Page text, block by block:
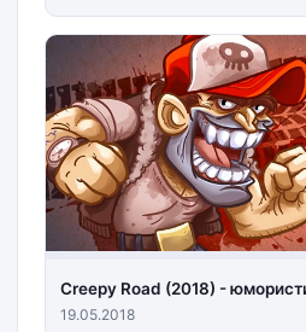
Creepy Road (2018) -
19.05.2018